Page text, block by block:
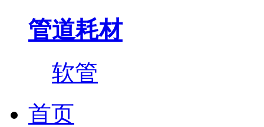
管道耗材
软管
首页